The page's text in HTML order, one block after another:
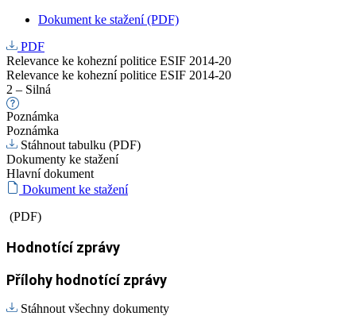
Dokument ke stažení (PDF)
PDF
Relevance ke kohezní politice ESIF 2014-20
Relevance ke kohezní politice ESIF 2014-20
2 – Silná
Poznámka
Poznámka
Stáhnout tabulku (PDF)
Dokumenty ke stažení
Hlavní dokument
Dokument ke stažení
(PDF)
Hodnotící zprávy
Přílohy hodnotící zprávy
Stáhnout všechny dokumenty